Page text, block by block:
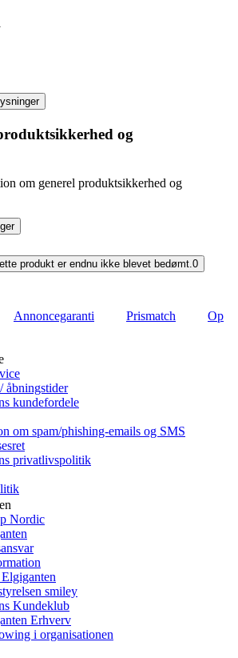
og
om generel produktsikkerhed og
produkt er endnu ikke blevet bedømt. 0
Annoncegaranti Prismatch
Op
åbningstider
kundefordele
om spam/phishing-emails og SMS
privatlivspolitik
Nordic
smiley
Kundeklub
Erhverv
i organisationen